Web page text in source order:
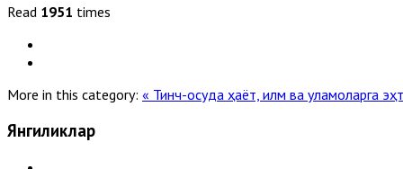
Read 1951 times
More in this category: « Тинч-осуда ҳаёт, илм ва уламоларга
Янгиликлар